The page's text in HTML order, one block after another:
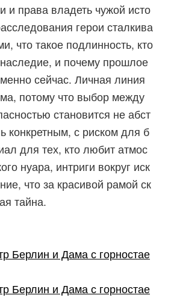
и права владеть чужой исто
герои сталкива
что такое подлинность, кто
и почему прошлое
сейчас. Личная линия
потому что выбор между
становится не абст
конкретным, с риском для б
для тех, кто любит атмос
нуара, интриги вокруг иск
что за красивой рамой ск
тайна.
Берлин и Дама с горностае
Берлин и Дама с горностае